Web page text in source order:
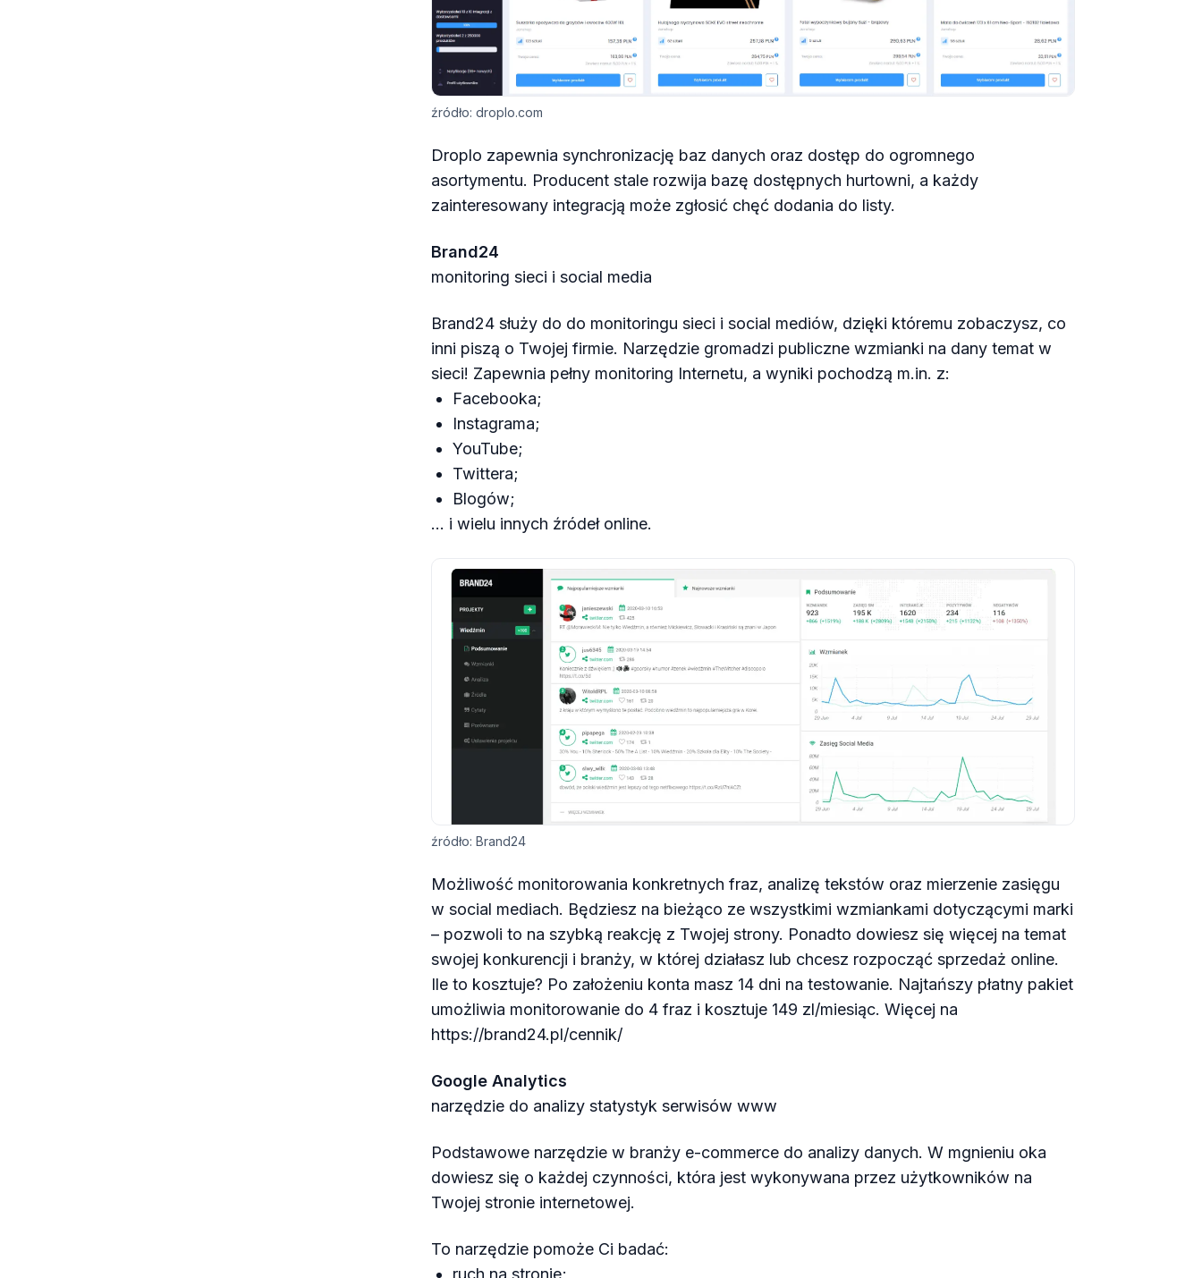
źródło: droplo.com
Droplo zapewnia synchronizację baz danych oraz dostęp do ogromnego
asortymentu. Producent stale rozwija bazę dostępnych hurtowni, a każdy
zainteresowany integracją może zgłosić chęć dodania do listy.
Brand24
monitoring sieci i social media
Brand24 służy do do monitoringu sieci i social mediów, dzięki któremu zobaczysz, co
inni piszą o Twojej firmie. Narzędzie gromadzi publiczne wzmianki na dany temat w
sieci! Zapewnia pełny monitoring Internetu, a wyniki pochodzą m.in. z:
Facebooka;
Instagrama;
YouTube;
Twittera;
Blogów;
… i wielu innych źródeł online.
źródło: Brand24
Możliwość monitorowania konkretnych fraz, analizę tekstów oraz mierzenie zasięgu
w social mediach. Będziesz na bieżąco ze wszystkimi wzmiankami dotyczącymi marki
– pozwoli to na szybką reakcję z Twojej strony. Ponadto dowiesz się więcej na temat
swojej konkurencji i branży, w której działasz lub chcesz rozpocząć sprzedaż online.
Ile to kosztuje? Po założeniu konta masz 14 dni na testowanie. Najtańszy płatny pakiet
umożliwia monitorowanie do 4 fraz i kosztuje 149 zl/miesiąc. Więcej na
https://brand24.pl/cennik/
Google Analytics
narzędzie do analizy statystyk serwisów www
Podstawowe narzędzie w branży e-commerce do analizy danych. W mgnieniu oka
dowiesz się o każdej czynności, która jest wykonywana przez użytkowników na
Twojej stronie internetowej.
To narzędzie pomoże Ci badać:
ruch na stronie;